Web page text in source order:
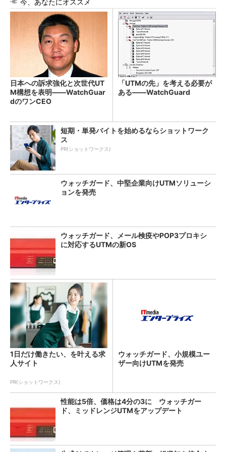
日本への訴求強化と次世代UT
M構想を表明――WatchGuar
dのワンCEO
「UTMの先」を考える必要が
ある――WatchGuard
短期・単発バイトを始めるならショットワーク
ス
PR(ショットワークス)
ウォッチガード、中堅企業向けUTMソリューシ
ョンを発売
ウォッチガード、メール検疫やPOP3プロキシ
に対応するUTMの新OS
1日だけ働きたい、を叶える求
人サイト
PR(ショットワークス)
ウォッチガード、小規模ユー
ザー向けUTMを発売
性能は5倍、価格は4分の3に ウォッチガー
ド、ミッドレンジUTMをアップデート